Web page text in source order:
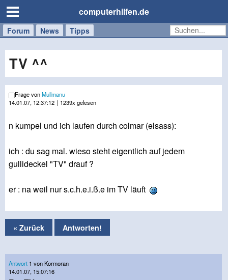
computerhilfen.de
Forum News Tipps
Handy
Tablet
Windows
Mac
TV ^^
Frage vonMullmanu
14.01.07, 12:37:12 | 1239x gelesen
n kumpel und ich laufen durch colmar (elsass):
ich : du sag mal. wieso steht eigentlich auf jedem
gullideckel "TV" drauf ?
er : na weil nur s.c.h.e.i.ß.e im TV läuft
« Zurück Antworten!
Antwort 1 von Kormoran
14.01.07, 15:07:16